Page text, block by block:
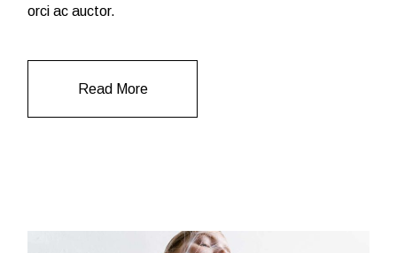
orci ac auctor.
Read More